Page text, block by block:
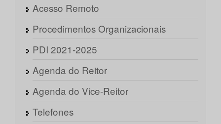
Acesso Remoto
Procedimentos Organizacionais
PDI 2021-2025
Agenda do Reitor
Agenda do Vice-Reitor
Telefones